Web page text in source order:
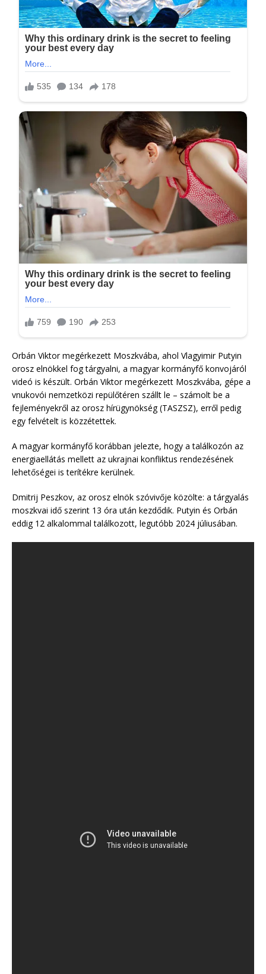
Orbán Viktor megérkezett Moszkvába, ahol Vlagyimir Putyin
orosz elnökkel fog tárgyalni, a magyar kormányfő konvojáról
videó is készült. Orbán Viktor megérkezett Moszkvába, gépe a
vnukovói nemzetközi repülőtéren szállt le – számolt be a
fejleményekről az orosz hírügynökség (TASZSZ), erről pedig
egy felvételt is közzétettek.
A magyar kormányfő korábban jelezte, hogy a találkozón az
energiaellátás mellett az ukrajnai konfliktus rendezésének
lehetőségei is terítékre kerülnek.
Dmitrij Peszkov, az orosz elnök szóvivője közölte: a tárgyalás
moszkvai idő szerint 13 óra után kezdődik. Putyin és Orbán
eddig 12 alkalommal találkozott, legutóbb 2024 júliusában.